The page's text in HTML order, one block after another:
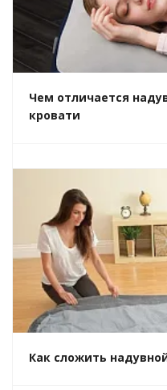
Чем отличается
кровати
Как сложить